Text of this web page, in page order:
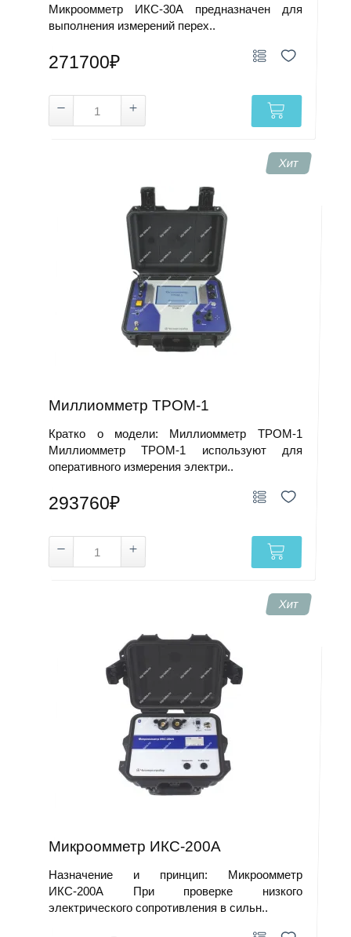
Микроомметр ИКС-30А предназначен для
выполнения измерений перех..
271700₽
Хит
Миллиомметр ТРОМ-1
Кратко о модели: Миллиомметр ТРОМ-1
Миллиомметр ТРОМ-1 используют для
оперативного измерения электри..
293760₽
Хит
Микроомметр ИКС-200А
Назначение и принцип: Микроомметр
ИКС-200А При проверке низкого
электрического сопротивления в сильн..